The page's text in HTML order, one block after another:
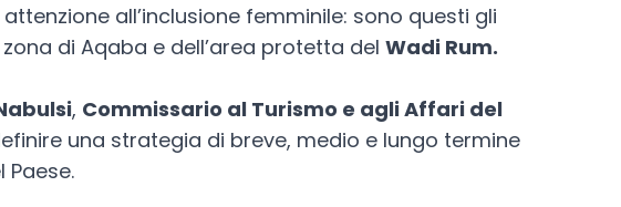
all’inclusione femminile: sono questi gli
zona di Aqaba e dell’area protetta del Wadi Rum.
, Commissario al Turismo e agli Affari del
una strategia di breve, medio e lungo termine